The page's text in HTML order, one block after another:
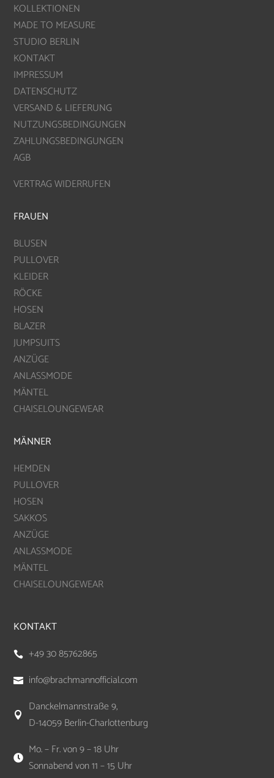
KOLLEKTIONEN
MADE TO MEASURE
STUDIO BERLIN
KONTAKT
IMPRESSUM
DATENSCHUTZ
VERSAND & LIEFERUNG
NUTZUNGSBEDINGUNGEN
ZAHLUNGSBEDINGUNGEN
AGB
VERTRAG WIDERRUFEN
FRAUEN
BLUSEN
PULLOVER
KLEIDER
RÖCKE
HOSEN
BLAZER
JUMPSUITS
ANZÜGE
ANLASSMODE
MÄNTEL
CHAISELOUNGEWEAR
MÄNNER
HEMDEN
PULLOVER
HOSEN
SAKKOS
ANZÜGE
ANLASSMODE
MÄNTEL
CHAISELOUNGEWEAR
KONTAKT
 +49 30 85762865
 info@brachmannofficial.com

Danckelmannstraße 9,
D-14059 Berlin-Charlottenburg

Mo. – Fr. von 9 – 18 Uhr
Sonnabend von 11 – 15 Uhr